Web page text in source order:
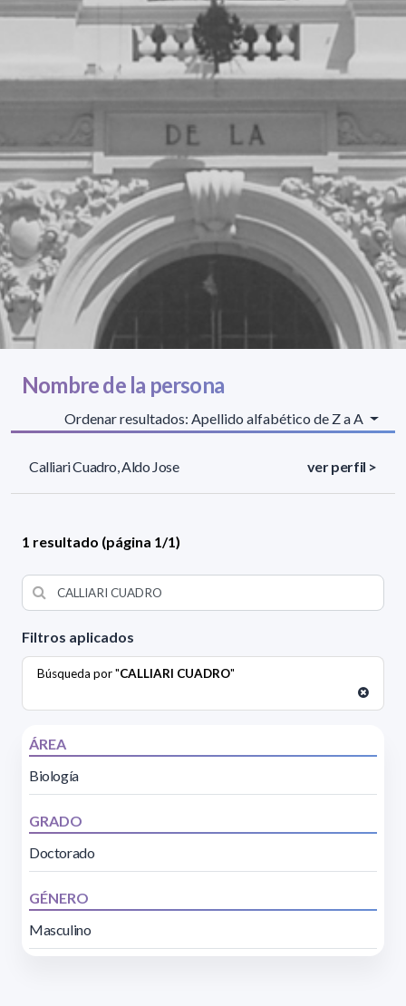
Filtros aplicados
Búsqueda por "CALLIARI CUADRO"
ÁREA
Biología
GRADO
Doctorado
GÉNERO
Masculino
Nombre de la persona
Ordenar resultados: Apellido alfabético de Z a A
Calliari Cuadro, Aldo Jose ver perfil >
1 resultado (página 1/1)